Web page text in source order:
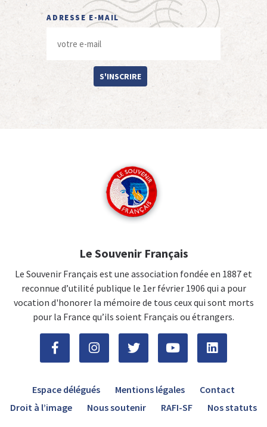
ADRESSE E-MAIL
S'INSCRIRE
Le Souvenir Français
Le Souvenir Français est une association fondée en 1887 et
reconnue d’utilité publique le 1er février 1906 qui a pour
vocation d'honorer la mémoire de tous ceux qui sont morts
pour la France qu’ils soient Français ou étrangers.
Espace délégués Mentions légales
Contact
Droit à l’image
Nous soutenir RAFI-SF Nos statuts